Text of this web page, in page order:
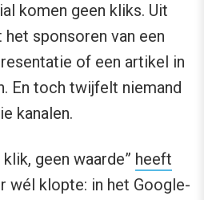
komen geen kliks. Uit
sponsoren van een
of een artikel in
En toch twijfelt niemand
kanalen.
geen waarde” heeft
wél klopte: in het Google-